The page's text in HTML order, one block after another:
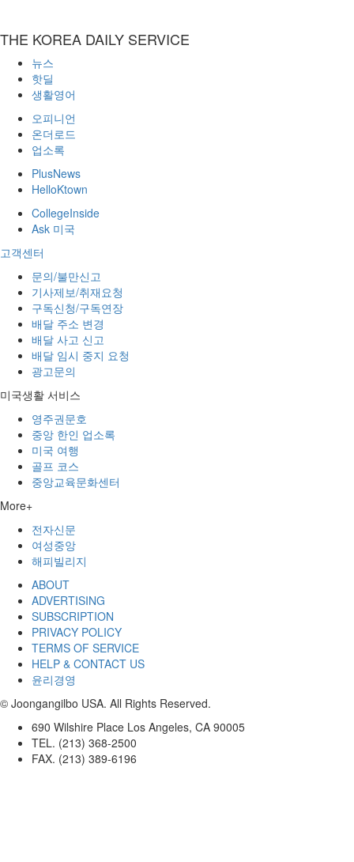
THE KOREA DAILY SERVICE
뉴스
핫딜
생활영어
오피니언
온더로드
업소록
PlusNews
HelloKtown
CollegeInside
Ask 미국
고객센터
문의/불만신고
기사제보/취재요청
구독신청/구독연장
배달 주소 변경
배달 사고 신고
배달 임시 중지 요청
광고문의
미국생활 서비스
영주권문호
중앙 한인 업소록
미국 여행
골프 코스
중앙교육문화센터
More+
전자신문
여성중앙
해피빌리지
ABOUT
ADVERTISING
SUBSCRIPTION
PRIVACY POLICY
TERMS OF SERVICE
HELP & CONTACT US
윤리경영
© Joongangilbo USA. All Rights Reserved.
690 Wilshire Place Los Angeles, CA 90005
TEL. (213) 368-2500
FAX. (213) 389-6196